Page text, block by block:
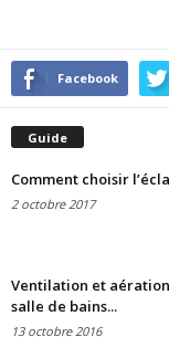
Facebook
Guide
Comment choisir
2 octobre 2017
Ventilation et
salle de bains...
13 octobre 2016